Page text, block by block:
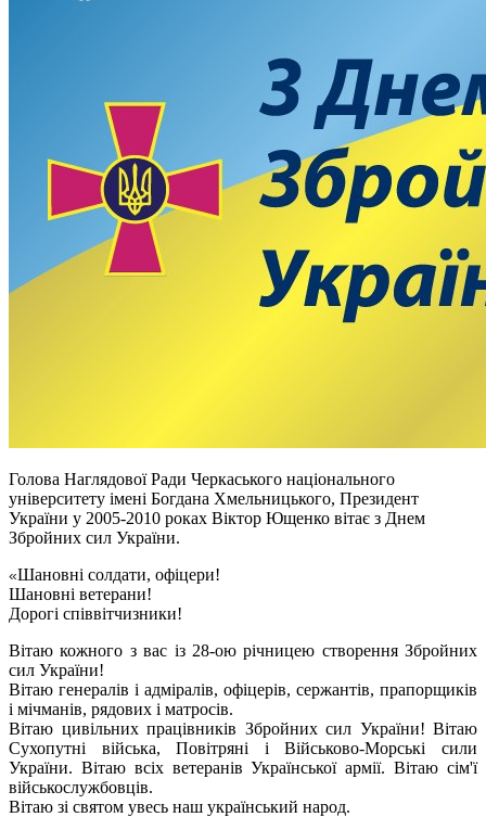
Голова Наглядової Ради Черкаського національного
університету імені Богдана Хмельницького, Президент
України у 2005-2010 роках Віктор Ющенко вітає з Днем
Збройних сил України.
«‎Шановні солдати, офіцери!
Шановні ветерани!
Дорогі співвітчизники!
Вітаю кожного з вас із 28-ою річницею створення Збройних
сил України!
Вітаю генералів і адміралів, офіцерів, сержантів, прапорщиків
і мічманів, рядових і матросів.
Вітаю цивільних працівників Збройних сил України! Вітаю
Сухопутні війська, Повітряні і Військово-Морські сили
України. Вітаю всіх ветеранів Української армії. Вітаю сім'ї
військослужбовців.
Вітаю зі святом увесь наш український народ.